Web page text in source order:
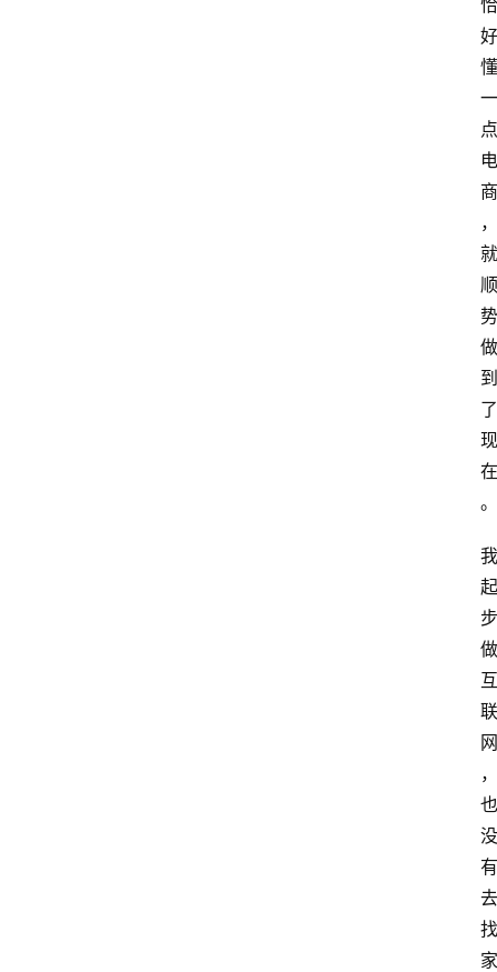
恰
好
懂
一
点
电
商
，
就
顺
势
做
到
了
现
在
。
我
起
步
做
互
联
网
，
也
没
有
去
找
家